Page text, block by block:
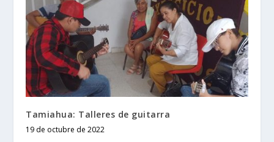
Tamiahua: Talleres de guitarra
19 de octubre de 2022